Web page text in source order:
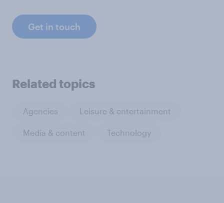
Get in touch
Related topics
Agencies Leisure & entertainment
Media & content Technology